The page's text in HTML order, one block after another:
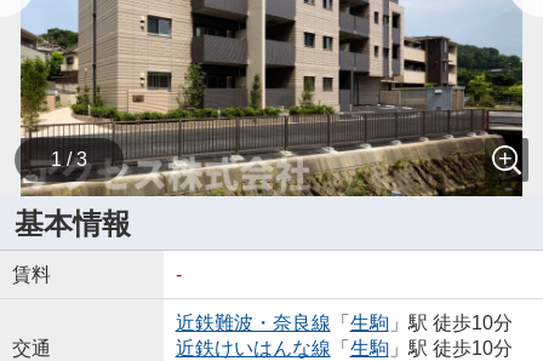
1 / 3
基本情報
賃料 -
交通
近鉄難波・奈良線 「 生駒」駅 徒歩10分
近鉄けいはんな線 「 生駒」駅 徒歩10分